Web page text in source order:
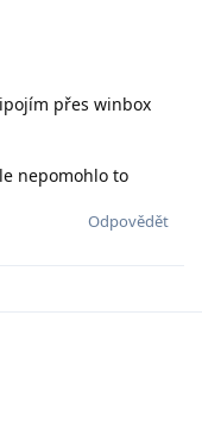
přes winbox
nepomohlo to
Odpovědět